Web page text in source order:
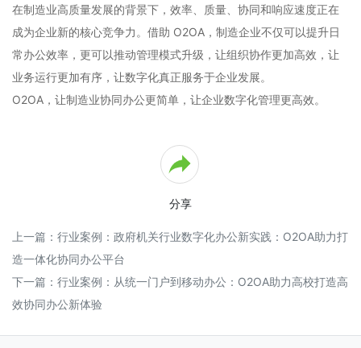
在制造业高质量发展的背景下，效率、质量、协同和响应速度正在
成为企业新的核心竞争力。借助 O2OA，制造企业不仅可以提升日
常办公效率，更可以推动管理模式升级，让组织协作更加高效，让
业务运行更加有序，让数字化真正服务于企业发展。
O2OA，让制造业协同办公更简单，让企业数字化管理更高效。
分享
上一篇： 行业案例：政府机关行业数字化办公新实践：O2OA助力打
造一体化协同办公平台
下一篇： 行业案例：从统一门户到移动办公：O2OA助力高校打造高
效协同办公新体验